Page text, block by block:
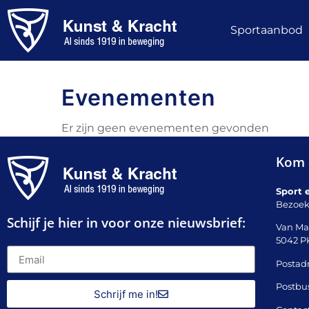
Sportaanbod
Evenementen
Er zijn geen evenementen gevonden
Schijf je hier in voor onze nieuwsbrief:
Schrijf me in!
Sport
Van
5042